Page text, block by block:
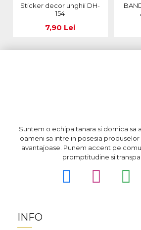
Sticker decor unghii DH-
154
7,90 Lei
Suntem o echipa tanara si dornica sa
oameni sa intre in posesia
avantajoase. Punem accent pe
promptitudine si
INFO